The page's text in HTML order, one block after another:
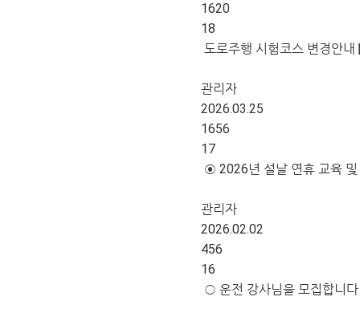
1620
18
도로주행 시험코스 변경안내
관리자
2026.03.25
1656
17
⊙ 2026년 설날 연휴 교육
관리자
2026.02.02
456
16
○ 운전 강사님을 모집합니다